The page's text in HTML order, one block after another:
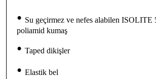
• Su geçirmez ve nefes alabilen ISOLITE
poliamid kumaş
• Taped dikişler
• Elastik bel